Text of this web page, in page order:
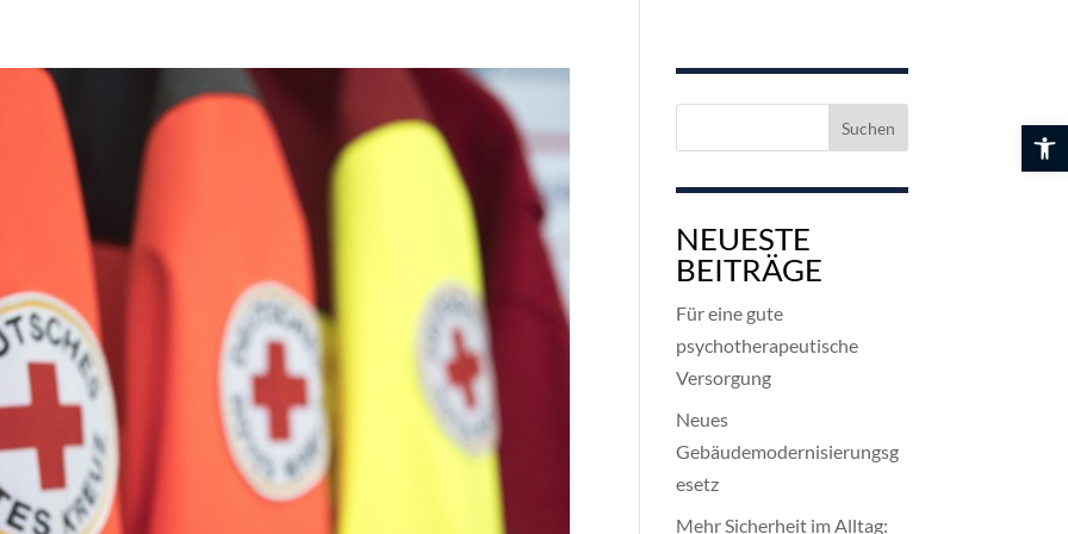
NEUESTE
BEITRÄGE
Für eine gute
psychotherapeutische
Versorgung
Neues
Gebäudemodernisierungsg
esetz
Mehr Sicherheit im Alltag: